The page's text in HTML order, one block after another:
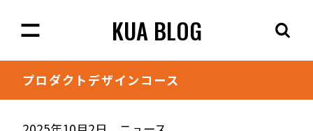
KUA BLOG
プロダクト デザインコース